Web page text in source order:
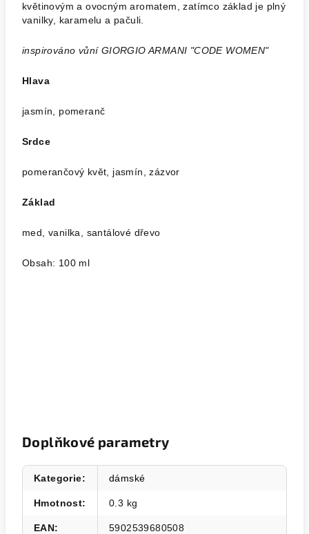
květinovým a ovocným aromatem, zatímco základ je plný
vanilky, karamelu a pačuli.
inspirováno vůní GIORGIO ARMANI "CODE WOMEN"
Hlava
jasmín, pomeranč
Srdce
pomerančový květ, jasmín, zázvor
Základ
med, vanilka, santálové dřevo
Obsah: 100 ml
Doplňkové parametry
Kategorie: dámské
Hmotnost: 0.3 kg
EAN: 5902539680508